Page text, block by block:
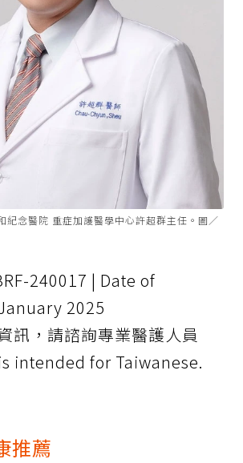
紀念醫院 重症加護醫學中心許超群主任。圖／
240017 | Date of
2025
訊，請諮詢專業醫護人員
intended for Taiwanese.
推薦